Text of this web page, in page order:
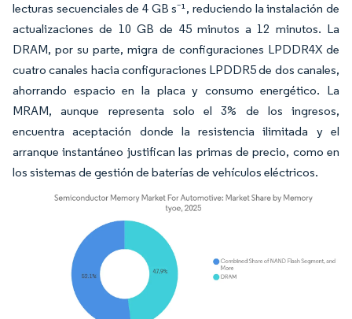
lecturas secuenciales de 4 GB s⁻¹, reduciendo la instalación de
actualizaciones de 10 GB de 45 minutos a 12 minutos. La
DRAM, por su parte, migra de configuraciones LPDDR4X de
cuatro canales hacia configuraciones LPDDR5 de dos canales,
ahorrando espacio en la placa y consumo energético. La
MRAM, aunque representa solo el 3% de los ingresos,
encuentra aceptación donde la resistencia ilimitada y el
arranque instantáneo justifican las primas de precio, como en
los sistemas de gestión de baterías de vehículos eléctricos.